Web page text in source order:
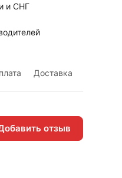
и СНГ
Доставка
отзыв